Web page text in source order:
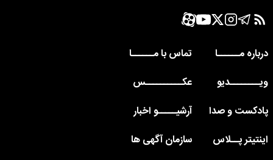
درباره مــــــا
تماس با مــــــا
ویــــــــدیو
عکــــــــــس
پادکست و صدا
آرشیـــــو اخبار
اینتیتر پــلاس
سازمان آگهی ها